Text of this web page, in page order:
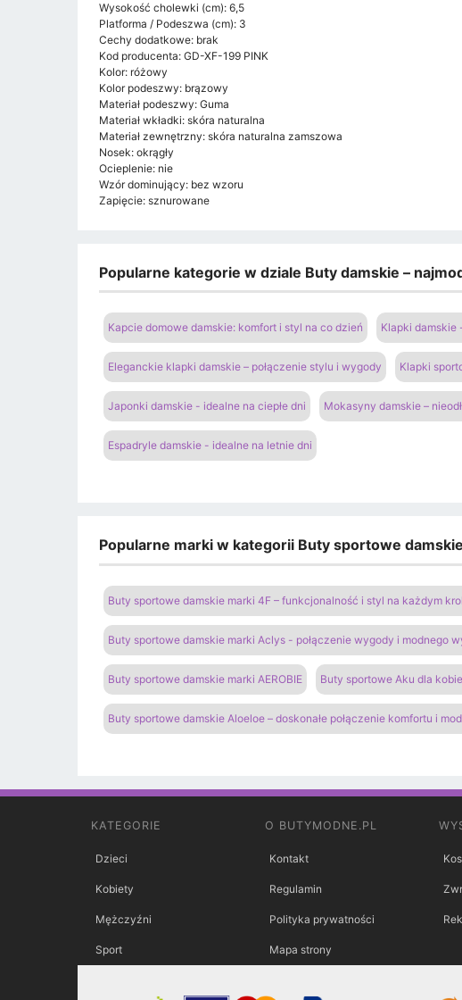
Wysokość cholewki (cm): 6,5
Platforma / Podeszwa (cm): 3
Cechy dodatkowe: brak
Kod producenta: GD-XF-199 PINK
Kolor: różowy
Kolor podeszwy: brązowy
Materiał podeszwy: Guma
Materiał wkładki: skóra naturalna
Materiał zewnętrzny: skóra naturalna zamszowa
Nosek: okrągły
Ocieplenie: nie
Wzór dominujący: bez wzoru
Zapięcie: sznurowane
Popularne kategorie w dziale Buty damskie –
Kapcie domowe damskie: komfort i styl na co dzień Klapki damskie
Eleganckie klapki damskie – połączenie stylu i wygody Klapki
Japonki damskie - idealne na ciepłe dni Mokasyny damskie –
Espadryle damskie - idealne na letnie dni
Popularne marki w kategorii Buty sportowe
Buty sportowe damskie marki 4F – funkcjonalność i styl na każdym
Buty sportowe damskie marki Aclys - połączenie wygody i modnego
Buty sportowe damskie marki AEROBIE Buty sportowe Aku dla
Buty sportowe damskie Aloeloe – doskonałe połączenie komfortu i
KATEGORIE
Dzieci
Kobiety
Mężczyźni
Sport
O BUTYMODNE.PL
Kontakt
Regulamin
Polityka prywatności
Mapa strony